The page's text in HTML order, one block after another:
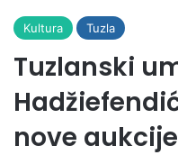
Kultura Tuzla
Tuzlanski
nove